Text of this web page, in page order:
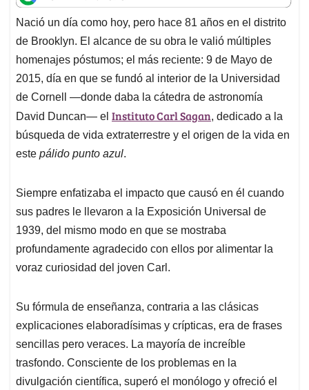
t
s
A
p
p
e
b
o
o
k
k
e
d
I
n
i
l
e
a
d
s
Nació un día como hoy, pero hace 81 años en el distrito
de Brooklyn. El alcance de su obra le valió múltiples
homenajes póstumos; el más reciente: 9 de Mayo de
2015, día en que se fundó al interior de la Universidad
de Cornell —donde daba la cátedra de astronomía
David Duncan— el Instituto Carl Sagan, dedicado a la
búsqueda de vida extraterrestre y el origen de la vida en
este pálido punto azul.
Siempre enfatizaba el impacto que causó en él cuando
sus padres le llevaron a la Exposición Universal de
1939, del mismo modo en que se mostraba
profundamente agradecido con ellos por alimentar la
voraz curiosidad del joven Carl.
Su fórmula de enseñanza, contraria a las clásicas
explicaciones elaboradísimas y crípticas, era de frases
sencillas pero veraces. La mayoría de increíble
trasfondo. Consciente de los problemas en la
divulgación científica, superó el monólogo y ofreció el